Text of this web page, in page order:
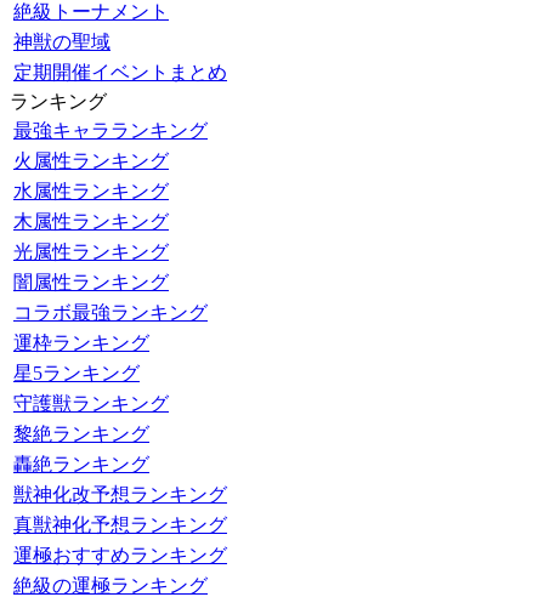
絶級トーナメント
神獣の聖域
定期開催イベントまとめ
ランキング
最強キャラランキング
火属性ランキング
水属性ランキング
木属性ランキング
光属性ランキング
闇属性ランキング
コラボ最強ランキング
運枠ランキング
星5ランキング
守護獣ランキング
黎絶ランキング
轟絶ランキング
獣神化改予想ランキング
真獣神化予想ランキング
運極おすすめランキング
絶級の運極ランキング